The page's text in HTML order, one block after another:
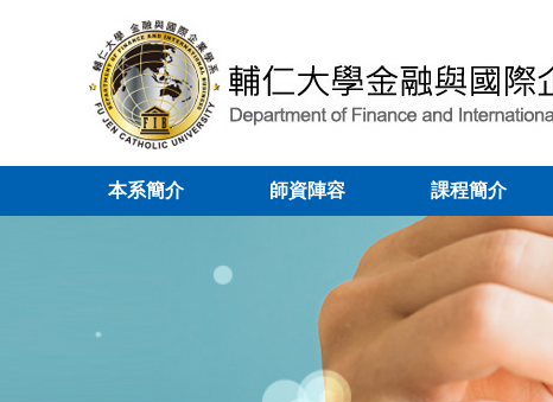
本系簡介 師資陣容 課程簡介